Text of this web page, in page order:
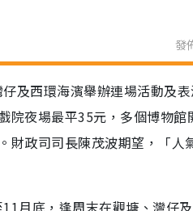
發
及西環海濱舉辦連場活動及
院夜場最平35元，多個博物館
財政司司長陳茂波期望，「人
月底，逢周末在觀塘、灣仔